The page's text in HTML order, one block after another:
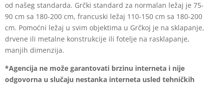
od našeg standarda. Grčki standard za normalan ležaj je 75-
90 cm sa 180-200 cm, francuski ležaj 110-150 cm sa 180-200
cm. Pomoćni ležaj u svim objektima u Grčkoj je na sklapanje,
drvene ili metalne konstrukcije ili fotelje na rasklapanje,
manjih dimenzija.
*Agencija ne može garantovati brzinu interneta i nije
odgovorna u slučaju nestanka interneta usled tehničkih